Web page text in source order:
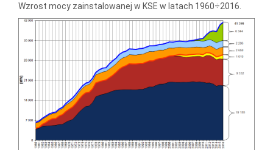
Wzrost mocy zainstalowanej w KSE w latach 1960÷2016.